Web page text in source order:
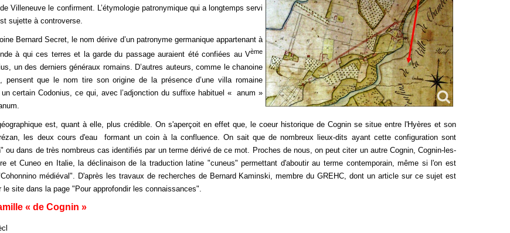
Villeneuve le confirment. L’étymologie patronymique qui a longtemps servi
sujette à controverse.
Secret, le nom dérive d’un patronyme germanique appartenant à
à qui ces terres et la garde du passage auraient été confiées au Vème
un des derniers généraux romains. D’autres auteurs, comme le chanoine
pensent que le nom tire son origine de la présence d’une villa romaine
un certain Codonius, ce qui, avec l’adjonction du suffixe habituel « anum »
est, quant à elle, plus crédible. On s'aperçoit en effet que, le coeur historique de Cognin se situe entre l'Hyères et son
les deux cours d'eau formant un coin à la confluence. On sait que de nombreux lieux-dits ayant cette configuration sont
ou dans de très nombreus cas identifiés par un terme dérivé de ce mot. Proches de nous, on peut citer un autre Cognin, Cognin-les-
et Cuneo en Italie, la déclinaison de la traduction latine "cuneus" permettant d'aboutir au terme contemporain, même si l'on est
médiéval". D'après les travaux de recherches de Bernard Kaminski, membre du GREHC, dont un article sur ce sujet est
le site dans la page "Pour approfondir les connaissances".
« de Cognin »